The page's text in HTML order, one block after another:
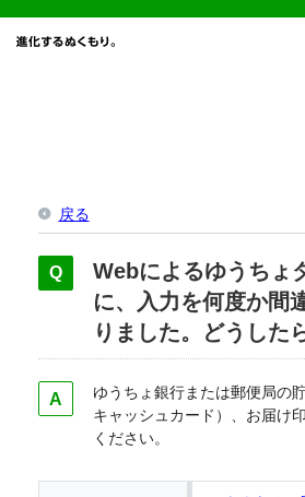
戻る
Webによるゆうちょ
に、入力を何度か間
りました。どうした
ゆうちょ銀行または郵便局の
キャッシュカード）、お届け
ください。